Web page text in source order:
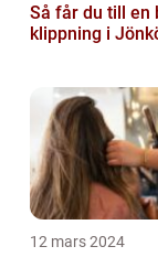
Så får du till en
klippning i
12 mars 2024